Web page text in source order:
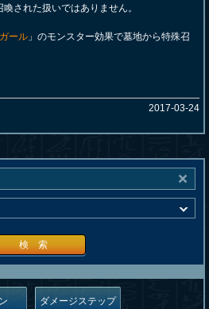
された扱いではありません。
ール 」のモンスター効果で墓地から特殊召
2017-03-24
検 索
ダメージステップ